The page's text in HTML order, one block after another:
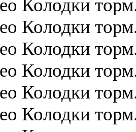
Колодки
Колодки
Колодки
Колодки
Колодки
Колодки